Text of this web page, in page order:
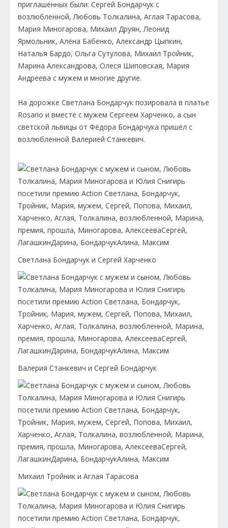
приглашённых были: Сергей Бондарчук с
возлюбленной, Любовь Толкалина, Аглая Тарасова,
Мария Миногарова, Михаил Друян, Леонид
Ярмольник, Алёна Бабенко, Александр Цыпкин,
Наталья Бардо, Ольга Сутулова, Михаил Тройник,
Марина Александрова, Олеся Шиповская, Мария
Андреева с мужем и многие другие.
На дорожке Светлана Бондарчук позировала в платье
Rosario и вместе с мужем Сергеем Харченко, а сын
светской львицы от Фёдора Бондарчука пришёл с
возлюбленной Валерией Станкевич.
Светлана Бондарчук и Сергей Харченко
Валерия Станкевич и Сергей Бондарчук
Михаил Тройник и Аглая Тарасова